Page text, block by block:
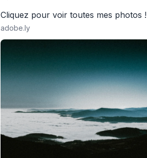
Cliquez pour voir toutes mes photos !
adobe.ly